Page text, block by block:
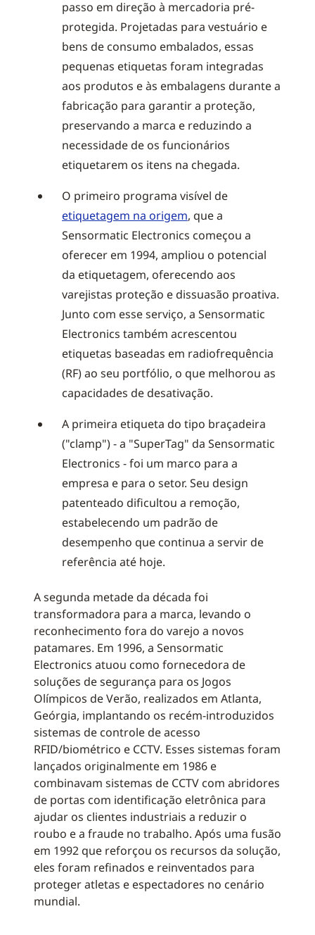
passo em direção à mercadoria pré-
protegida. Projetadas para vestuário e
bens de consumo embalados, essas
pequenas etiquetas foram integradas
aos produtos e às embalagens durante a
fabricação para garantir a proteção,
preservando a marca e reduzindo a
necessidade de os funcionários
etiquetarem os itens na chegada.
O primeiro programa visível de
etiquetagem na origem, que a
Sensormatic Electronics começou a
oferecer em 1994, ampliou o potencial
da etiquetagem, oferecendo aos
varejistas proteção e dissuasão proativa.
Junto com esse serviço, a Sensormatic
Electronics também acrescentou
etiquetas baseadas em radiofrequência
(RF) ao seu portfólio, o que melhorou as
capacidades de desativação.
A primeira etiqueta do tipo braçadeira
("clamp") - a "SuperTag" da Sensormatic
Electronics - foi um marco para a
empresa e para o setor. Seu design
patenteado dificultou a remoção,
estabelecendo um padrão de
desempenho que continua a servir de
referência até hoje.
A segunda metade da década foi
transformadora para a marca, levando o
reconhecimento fora do varejo a novos
patamares. Em 1996, a Sensormatic
Electronics atuou como fornecedora de
soluções de segurança para os Jogos
Olímpicos de Verão, realizados em Atlanta,
Geórgia, implantando os recém-introduzidos
sistemas de controle de acesso
RFID/biométrico e CCTV. Esses sistemas foram
lançados originalmente em 1986 e
combinavam sistemas de CCTV com abridores
de portas com identificação eletrônica para
ajudar os clientes industriais a reduzir o
roubo e a fraude no trabalho. Após uma fusão
em 1992 que reforçou os recursos da solução,
eles foram refinados e reinventados para
proteger atletas e espectadores no cenário
mundial.